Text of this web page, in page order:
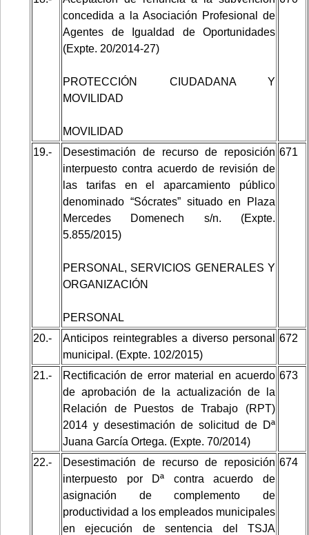
concedida a la Asociación Profesional de
Agentes de Igualdad de Oportunidades
(Expte. 20/2014-27)
PROTECCIÓN CIUDADANA Y
MOVILIDAD
MOVILIDAD
19.-
Desestimación de recurso de reposición
interpuesto contra acuerdo de revisión de
las tarifas en el aparcamiento público
denominado “Sócrates” situado en Plaza
Mercedes Domenech s/n. (Expte.
5.855/2015)
PERSONAL, SERVICIOS GENERALES Y
ORGANIZACIÓN
PERSONAL
671
20.-
Anticipos reintegrables a diverso personal
municipal. (Expte. 102/2015)
672
21.-
Rectificación de error material en acuerdo
de aprobación de la actualización de la
Relación de Puestos de Trabajo (RPT)
2014 y desestimación de solicitud de Dª
Juana García Ortega. (Expte. 70/2014)
673
22.-
Desestimación de recurso de reposición
interpuesto por Dª contra acuerdo de
asignación de complemento de
productividad a los empleados municipales
en ejecución de sentencia del TSJA
674